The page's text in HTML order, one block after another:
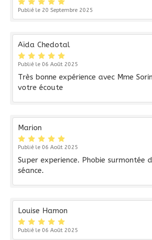
Publié le 20 Septembre 2025
Aïda Chedotal
Publié le 06 Août 2025
Très bonne expérience avec Mme
votre écoute
Marion
Publié le 06 Août 2025
Super experience. Phobie surmontée
séance.
Louise Hamon
Publié le 06 Août 2025